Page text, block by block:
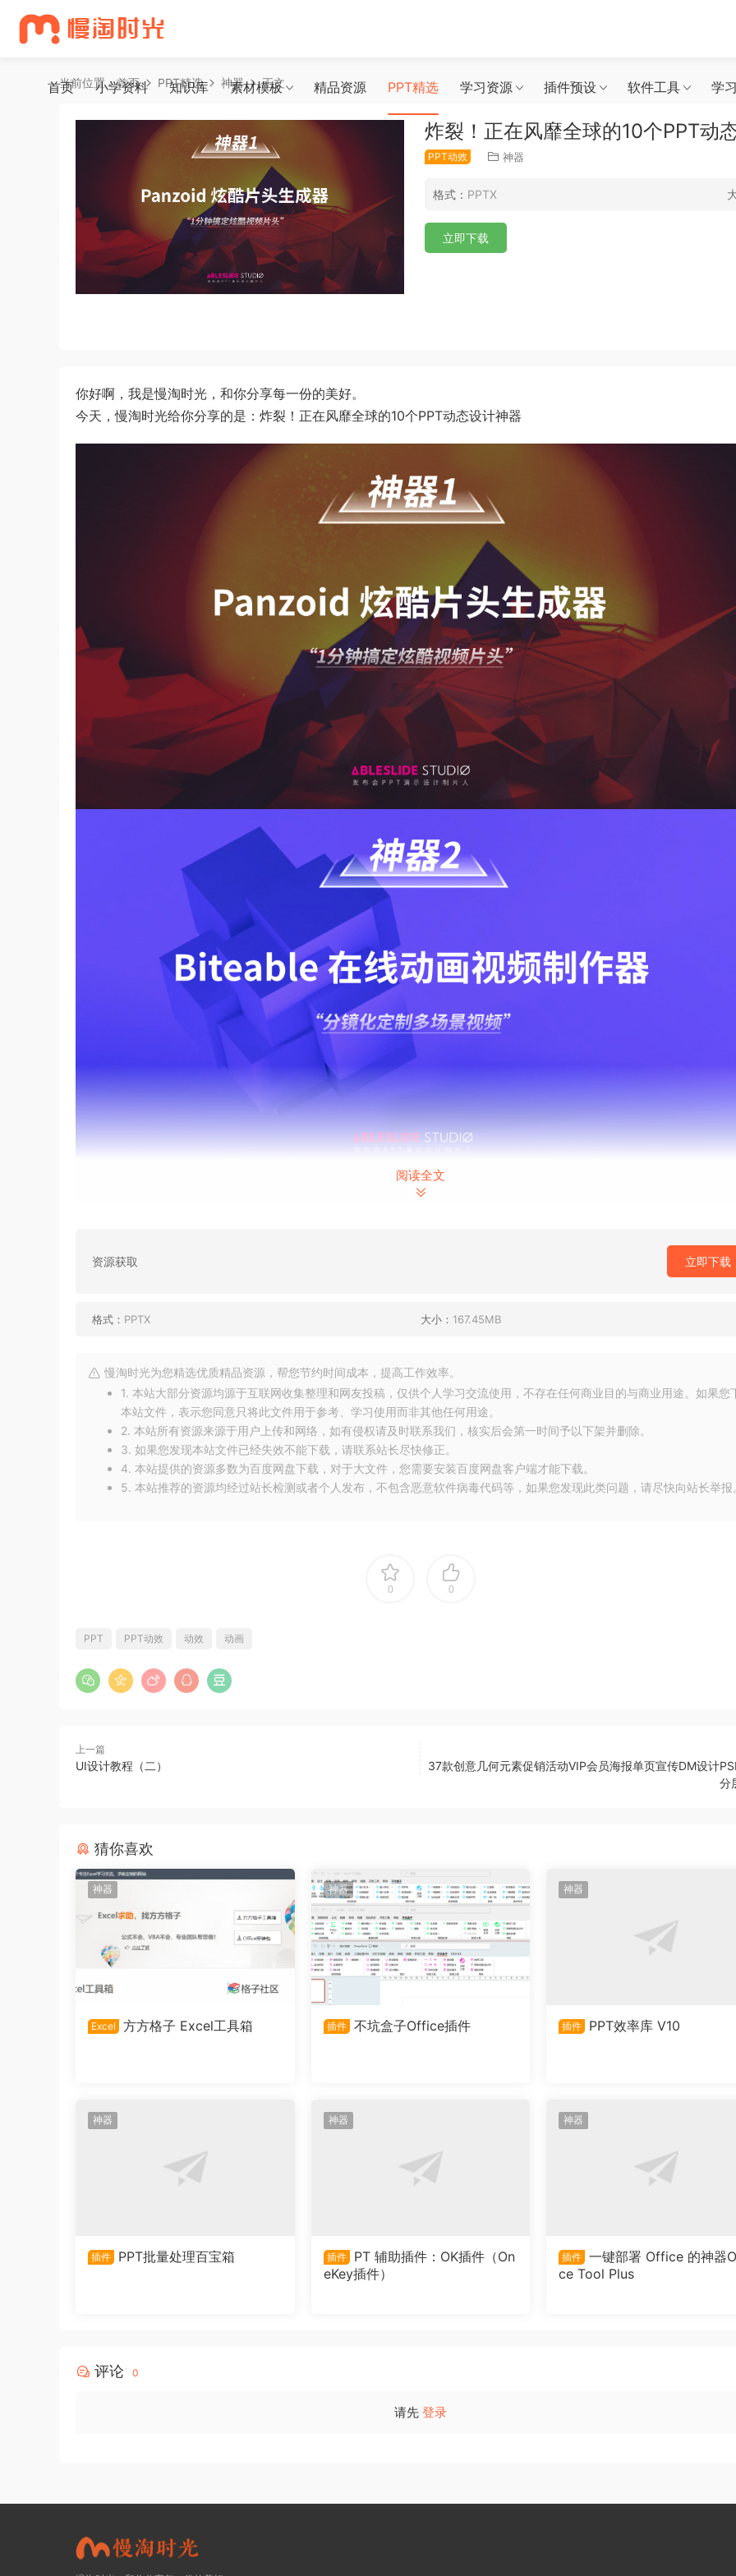
首页 小学资料 知识库 素材模板 精品资源 PPT精选 学习资源 插件预设 软件工具 学
当前位置：首页 PPT精选 神器 正文
炸裂！正在风靡全球的10个PPT动
PPT动效 神器
格式： PPTX
立即下载
你好啊，我是慢淘时光，和你分享每一份的美好。
今天，慢淘时光给你分享的是：炸裂！正在风靡全球的10个PPT动态设计神器
阅读全文
资源获取 立即下载
格式： PPTX 大小： 167.45MB
慢淘时光为您精选优质精品资源，帮您节约时间成本，提高工作效率。
1. 本站大部分资源均源于互联网收集整理和网友投稿，仅供个人学习交流使用，不存在任何商业目的与商业用途。如果您
本站文件，表示您同意只将此文件用于参考、学习使用而非其他任何用途。
2. 本站所有资源来源于用户上传和网络，如有侵权请及时联系我们，核实后会第一时间予以下架并删除。
3. 如果您发现本站文件已经失效不能下载，请联系站长尽快修正。
4. 本站提供的资源多数为百度网盘下载，对于大文件，您需要安装百度网盘客户端才能下载。
5. 本站推荐的资源均经过站长检测或者个人发布，不包含恶意软件病毒代码等，如果您发现此类问题，请尽快向站长举报
0 0
PPT PPT动效 动效 动画
上一篇
UI设计教程（二）
37款创意几何元素促销活动VIP会员海报单页宣传DM设计
分
猜你喜欢
神器
Excel 方方格子 Excel工具箱
神器
插件 不坑盒子Office插件
神器
插件 PPT效率库 V10
神器
插件 PPT批量处理百宝箱
神器
插件
PT 辅助插件：OK插件（On
eKey插件）
神器
插件
一键部署 Office 的神器
ce Tool Plus
评论 0
请先 登录